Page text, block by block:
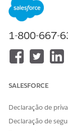
Para cada
Salvar e
registro na
refletir uma
1-800-667-
SALESFORCE
Declaração de
Declaração de